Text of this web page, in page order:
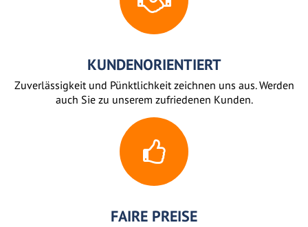
KUNDENORIENTIERT
Zuverlässigkeit und Pünktlichkeit zeichnen uns aus. Werden
auch Sie zu unserem zufriedenen Kunden.
FAIRE PREISE